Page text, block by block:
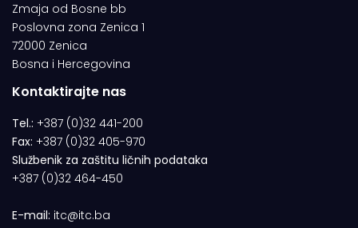
Zmaja od Bosne bb
Poslovna zona Zenica 1
72000 Zenica
Bosna i Hercegovina
Kontaktirajte nas
Tel.: +387 (0)32 441-200
Fax: +387 (0)32 405-970
Službenik za zaštitu ličnih podataka
+387 (0)32 464-450
E-mail: itc@itc.ba